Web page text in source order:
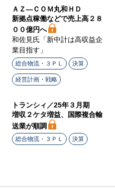
ＡＺ―ＣＯＭ丸和ＨＤ
新拠点稼働などで売上高２８
００億円へ
和佐見氏「新中計は高収益企
業目指す」
総合物流・３ＰＬ 決算
経営計画・戦略
トランシィ／25年３月期
増収２ケタ増益、国際複合輸
送業が順調
総合物流・３ＰＬ 決算